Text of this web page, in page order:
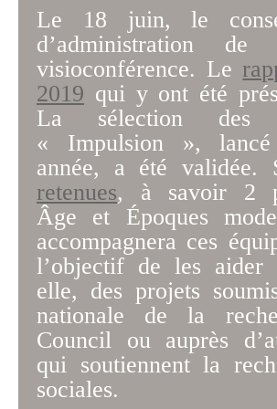
Le 18 juin, le
d’administration
visioconférence. Le
2019 qui y ont été
La sélection des
« Impulsion »,
année, a été
retenues, à savoir 2
Âge et Époques
accompagnera ces
l’objectif de les aider
elle, des projets
nationale de la
Council ou auprès
qui soutiennent la
sociales.